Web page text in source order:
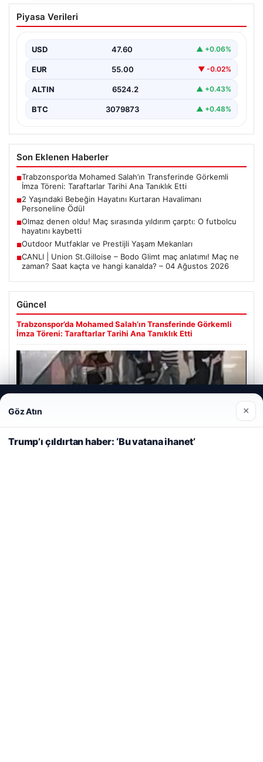
2 Yaşındaki Bebeğin Hayatını Kurtaran
Havalimanı Personeline Ödül
bir olayda, 2 yaşındaki Liam isimli bir çocuğun…
Piyasa Verileri
USD 47.60 ▲ +0.06%
EUR 55.00 ▼ -0.02%
ALTIN 6524.2 ▲ +0.43%
BTC 3079873 ▲ +0.48%
Son Eklenen Haberler
■Trabzonspor’da Mohamed Salah’ın Transferinde Görkemli
İmza Töreni: Taraftarlar Tarihi Ana Tanıklık Etti
■2 Yaşındaki Bebeğin Hayatını Kurtaran Havalimanı
Personeline Ödül
■Olmaz denen oldu! Maç sırasında yıldırım çarptı: O futbolcu
hayatını kaybetti
■Outdoor Mutfaklar ve Prestijli Yaşam Mekanları
■CANLI | Union St.Gilloise – Bodo Glimt maç anlatımı! Maç ne
zaman? Saat kaçta ve hangi kanalda? – 04 Ağustos 2026
Güncel
Trabzonspor’da Mohamed Salah’ın Transferinde Görkemli
İmza Töreni: Taraftarlar Tarihi Ana Tanıklık Etti
08/05/2026
deneyiminizi kişiselleştirmek ve geliştirmek amacıyla çerezler
kullanıyoruz.Çerez Politikamız
Reddet Kabul Et
Göz Atın ×
Trump’ı çıldırtan haber: ‘Bu vatana ihanet’